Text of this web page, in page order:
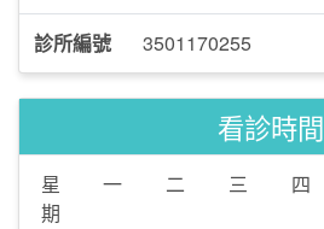
診所編號 3501170255
看診時間
星
期
一 二 三 四